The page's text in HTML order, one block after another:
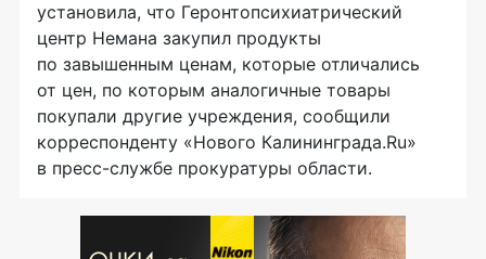
установила, что Геронтопсихиатрический
центр Немана закупил продукты
по завышенным ценам, которые отличались
от цен, по которым аналогичные товары
покупали другие учреждения, сообщили
корреспонденту «Нового Калининграда.Ru»
в пресс-службе прокуратуры области.